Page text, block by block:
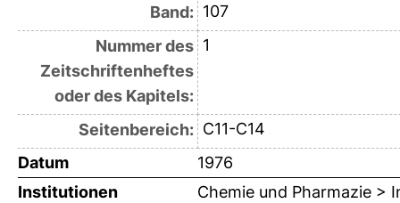
Band: 107
Nummer des
Zeitschriftenheftes
oder des Kapitels:
1
Seitenbereich: C11-C14
Datum
1976
Institutionen
Chemie und Pharmazie >